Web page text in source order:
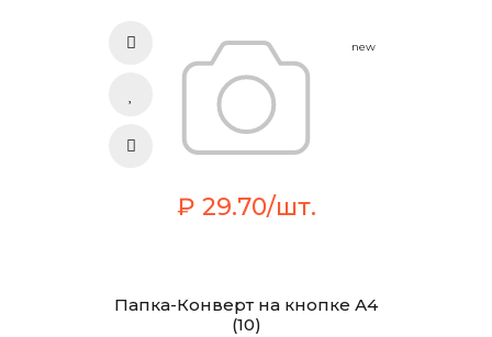
new
₽ 29.70/шт.
Папка-Конверт на кнопке А4
(10)